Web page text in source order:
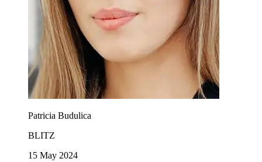
Patricia Budulica
BLITZ
15 May 2024